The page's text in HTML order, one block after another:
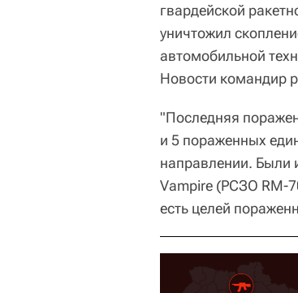
гвардейской
уничтожил
автомобильной
Новости командир
"Последняя
и 5 пораженных
направлении. Были
Vampire (РСЗО RM-
есть целей